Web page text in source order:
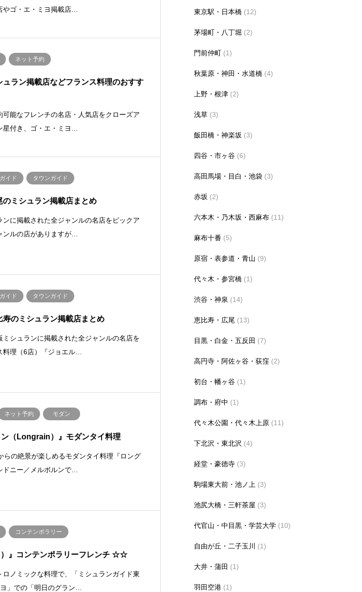
ゴ・エ・ミヨ掲載店…
ネット予約
ラン掲載店などフランス料理のおすす
能なフレンチの名店・人気店をクローズア
星付き、ゴ・エ・ミヨ…
イド タウンガイド
のミシュラン掲載店まとめ
に掲載された全ジャンルの名店をピックア
ンルの店がありますが…
イド タウンガイド
寿のミシュラン掲載店まとめ
シュランに掲載された全ジャンルの名店を
理（6店）『ジョエル…
ネット予約 モダン
（Longrain）』モダンタイ料理
らの絶景が楽しめるモダンタイ料理『ロング
ドニー／メルボルンで…
コンテンポラリー
』コンテンポラリーフレンチ ☆☆
ノミックな料理で、「ミシュランガイド東
」での「明日のグラン…
東京駅・日本橋 (12)
茅場町・八丁堀 (2)
門前仲町 (1)
秋葉原・神田・水道橋 (4)
上野・根津 (2)
浅草 (3)
飯田橋・神楽坂 (3)
四谷・市ヶ谷 (6)
高田馬場・目白・池袋 (3)
赤坂 (2)
六本木・乃木坂・西麻布 (11)
麻布十番 (5)
原宿・表参道・青山 (9)
代々木・参宮橋 (1)
渋谷・神泉 (14)
恵比寿・広尾 (13)
目黒・白金・五反田 (7)
高円寺・阿佐ヶ谷・荻窪 (2)
初台・幡ヶ谷 (1)
調布・府中 (1)
代々木公園・代々木上原 (11)
下北沢・東北沢 (4)
経堂・豪徳寺 (3)
駒場東大前・池ノ上 (3)
池尻大橋・三軒茶屋 (3)
代官山・中目黒・学芸大学 (10)
自由が丘・二子玉川 (1)
大井・蒲田 (1)
羽田空港 (1)